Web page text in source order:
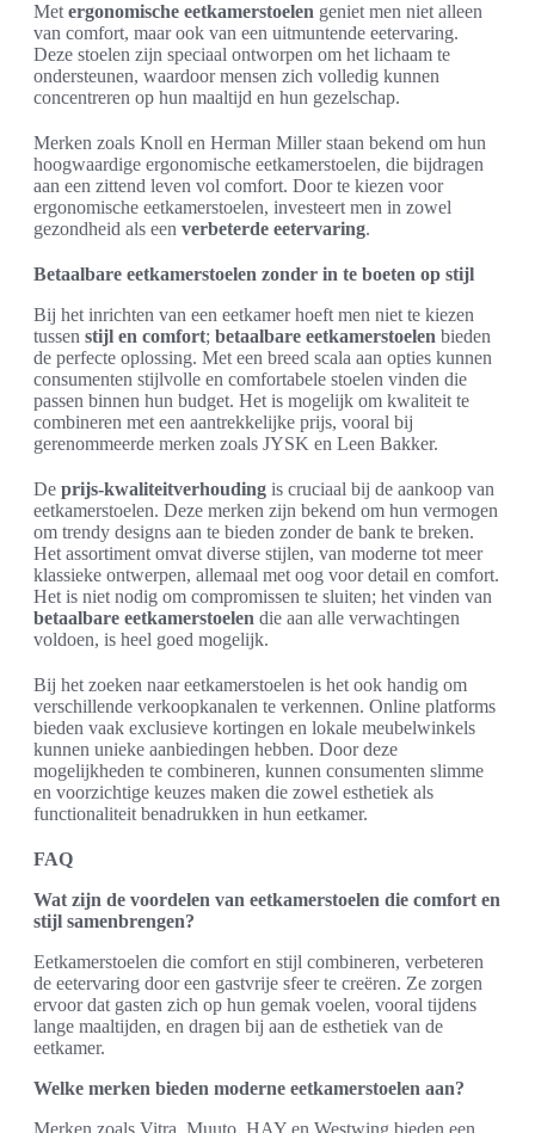
Met ergonomische eetkamerstoelen geniet men niet alleen
van comfort, maar ook van een uitmuntende eetervaring.
Deze stoelen zijn speciaal ontworpen om het lichaam te
ondersteunen, waardoor mensen zich volledig kunnen
concentreren op hun maaltijd en hun gezelschap.
Merken zoals Knoll en Herman Miller staan bekend om hun
hoogwaardige ergonomische eetkamerstoelen, die bijdragen
aan een zittend leven vol comfort. Door te kiezen voor
ergonomische eetkamerstoelen, investeert men in zowel
gezondheid als een verbeterde eetervaring.
Betaalbare eetkamerstoelen zonder in te boeten op stijl
Bij het inrichten van een eetkamer hoeft men niet te kiezen
tussen stijl en comfort; betaalbare eetkamerstoelen bieden
de perfecte oplossing. Met een breed scala aan opties kunnen
consumenten stijlvolle en comfortabele stoelen vinden die
passen binnen hun budget. Het is mogelijk om kwaliteit te
combineren met een aantrekkelijke prijs, vooral bij
gerenommeerde merken zoals JYSK en Leen Bakker.
De prijs-kwaliteitverhouding is cruciaal bij de aankoop van
eetkamerstoelen. Deze merken zijn bekend om hun vermogen
om trendy designs aan te bieden zonder de bank te breken.
Het assortiment omvat diverse stijlen, van moderne tot meer
klassieke ontwerpen, allemaal met oog voor detail en comfort.
Het is niet nodig om compromissen te sluiten; het vinden van
betaalbare eetkamerstoelen die aan alle verwachtingen
voldoen, is heel goed mogelijk.
Bij het zoeken naar eetkamerstoelen is het ook handig om
verschillende verkoopkanalen te verkennen. Online platforms
bieden vaak exclusieve kortingen en lokale meubelwinkels
kunnen unieke aanbiedingen hebben. Door deze
mogelijkheden te combineren, kunnen consumenten slimme
en voorzichtige keuzes maken die zowel esthetiek als
functionaliteit benadrukken in hun eetkamer.
FAQ
Wat zijn de voordelen van eetkamerstoelen die comfort en
stijl samenbrengen?
Eetkamerstoelen die comfort en stijl combineren, verbeteren
de eetervaring door een gastvrije sfeer te creëren. Ze zorgen
ervoor dat gasten zich op hun gemak voelen, vooral tijdens
lange maaltijden, en dragen bij aan de esthetiek van de
eetkamer.
Welke merken bieden moderne eetkamerstoelen aan?